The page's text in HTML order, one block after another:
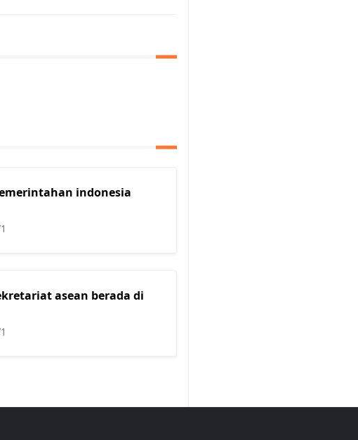
indonesia
asean berada di